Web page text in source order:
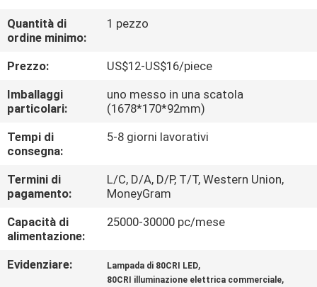
CONTROLLO
DI
CONTATTICI
RICHIEDA
CITAZIONE
NEWS
Quantità di
ordine minimo:
1 pezzo
Prezzo:
US$12-US$16/piece
Imballaggi
particolari:
uno messo in una scatola
(1678*170*92mm)
Tempi di
consegna:
5-8 giorni lavorativi
Termini di
pagamento:
L/C, D/A, D/P, T/T, Western Union,
MoneyGram
Capacità di
alimentazione:
25000-30000 pc/mese
Evidenziare: Lampada di 80CRI LED,
80CRI illuminazione elettrica commerciale,